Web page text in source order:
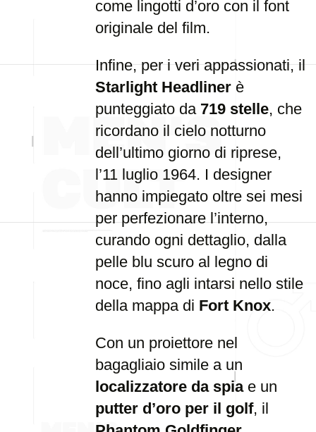
come lingotti d’oro con il font
originale del film.
Infine, per i veri appassionati, il
Starlight Headliner è
punteggiato da 719 stelle, che
ricordano il cielo notturno
dell’ultimo giorno di riprese,
l’11 luglio 1964. I designer
hanno impiegato oltre sei mesi
per perfezionare l’interno,
curando ogni dettaglio, dalla
pelle blu scuro al legno di
noce, fino agli intarsi nello stile
della mappa di Fort Knox.
Con un proiettore nel
bagagliaio simile a un
localizzatore da spiae un
putter d’oro per il golf, il